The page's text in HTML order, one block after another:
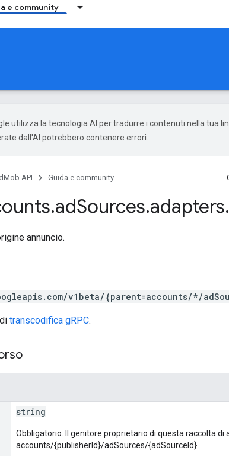
e community
utilizza la tecnologia AI per tradurre i contenuti nella tua
dall'AI potrebbero contenere errori.
API Guida e community
.adSources.adapters.
annuncio.
v1beta/{parent=accounts/*/
transcodifica gRPC.
string
Obbligatorio. Il genitore proprietario di questa raccolta di
accounts/{publisherId}/adSources/{adSourceId}